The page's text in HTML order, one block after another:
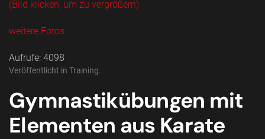
(Bild klicken, um zu vergrößern)
weitere Fotos
Aufrufe: 4098
Veröffentlicht in Training.
Gymnastikübungen mit
Elementen aus Karate